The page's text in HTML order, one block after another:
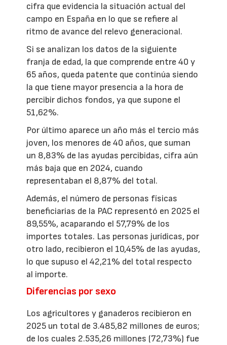
cifra que evidencia la situación actual del
campo en España en lo que se refiere al
ritmo de avance del relevo generacional.
Si se analizan los datos de la siguiente
franja de edad, la que comprende entre 40 y
65 años, queda patente que continúa siendo
la que tiene mayor presencia a la hora de
percibir dichos fondos, ya que supone el
51,62%.
Por último aparece un año más el tercio más
joven, los menores de 40 años, que suman
un 8,83% de las ayudas percibidas, cifra aún
más baja que en 2024, cuando
representaban el 8,87% del total.
Además, el número de personas físicas
beneficiarias de la PAC representó en 2025 el
89,55%, acaparando el 57,79% de los
importes totales. Las personas jurídicas, por
otro lado, recibieron el 10,45% de las ayudas,
lo que supuso el 42,21% del total respecto
al importe.
Diferencias por sexo
Los agricultores y ganaderos recibieron en
2025 un total de 3.485,82 millones de euros;
de los cuales 2.535,26 millones (72,73%) fue